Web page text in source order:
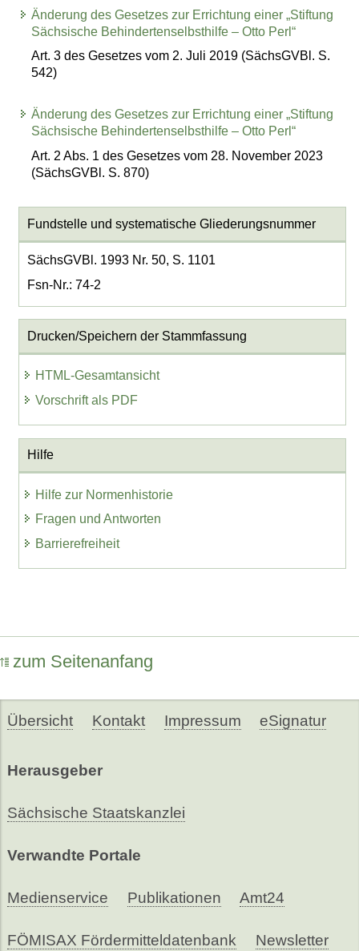
Änderung des Gesetzes zur Errichtung einer „Stiftung
Sächsische Behindertenselbsthilfe – Otto Perl“
Art. 3 des Gesetzes vom 2. Juli 2019 (SächsGVBl. S.
542)
Änderung des Gesetzes zur Errichtung einer „Stiftung
Sächsische Behindertenselbsthilfe – Otto Perl“
Art. 2 Abs. 1 des Gesetzes vom 28. November 2023
(SächsGVBl. S. 870)
Fundstelle und systematische Gliederungsnummer
SächsGVBl. 1993 Nr. 50, S. 1101
Fsn-Nr.: 74-2
Drucken/Speichern der Stammfassung
HTML-Gesamtansicht
Vorschrift als PDF
Hilfe
Hilfe zur Normenhistorie
Fragen und Antworten
Barrierefreiheit
zum Seitenanfang
Übersicht Kontakt Impressum eSignatur
Herausgeber
Sächsische Staatskanzlei
Verwandte Portale
Medienservice Publikationen Amt24
FÖMISAX Fördermitteldatenbank Newsletter